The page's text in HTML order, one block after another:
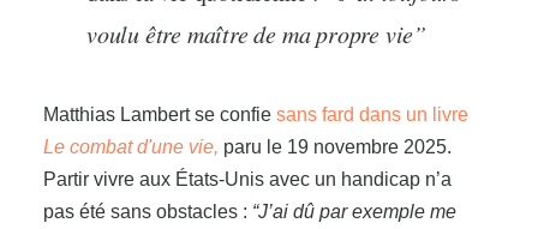
voulu être maître de ma propre vie”
Matthias Lambert se confie sans fard dans un livre
Le combat d'une vie, paru le 19 novembre 2025.
Partir vivre aux États-Unis avec un handicap n’a
pas été sans obstacles : “J’ai dû par exemple me